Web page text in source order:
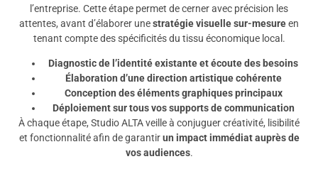
l’entreprise. Cette étape permet de cerner avec précision les
attentes, avant d’élaborer unestratégie visuelle sur-mesureen
tenant compte des spécificités du tissu économique local.
Diagnostic de l’identité existante et écoute des besoins
Élaboration d’une direction artistique cohérente
Conception des éléments graphiques principaux
Déploiement sur tous vos supports de communication
À chaque étape, Studio ALTA veille à conjuguer créativité, lisibilité
et fonctionnalité afin de garantirun impact immédiat auprès de
vos audiences.